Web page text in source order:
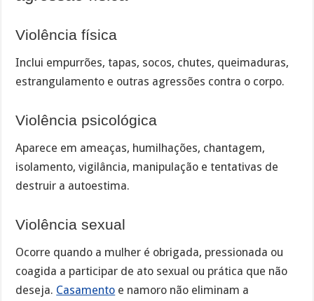
Violência física
Inclui empurrões, tapas, socos, chutes, queimaduras,
estrangulamento e outras agressões contra o corpo.
Violência psicológica
Aparece em ameaças, humilhações, chantagem,
isolamento, vigilância, manipulação e tentativas de
destruir a autoestima.
Violência sexual
Ocorre quando a mulher é obrigada, pressionada ou
coagida a participar de ato sexual ou prática que não
deseja. Casamento e namoro não eliminam a